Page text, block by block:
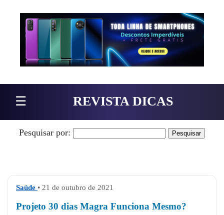
Pular para o conteúdo
☰ REVISTA DICAS
Pesquisar por:
Saúde • 21 de outubro de 2021
Projeto 30 dias Magra Funciona Mesmo?